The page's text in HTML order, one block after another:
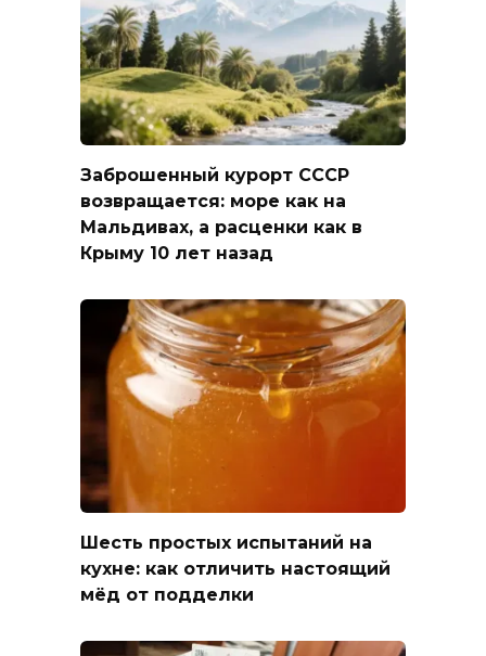
Заброшенный курорт СССР
возвращается: море как на
Мальдивах, а расценки как в
Крыму 10 лет назад
Шесть простых испытаний на
кухне: как отличить настоящий
мёд от подделки